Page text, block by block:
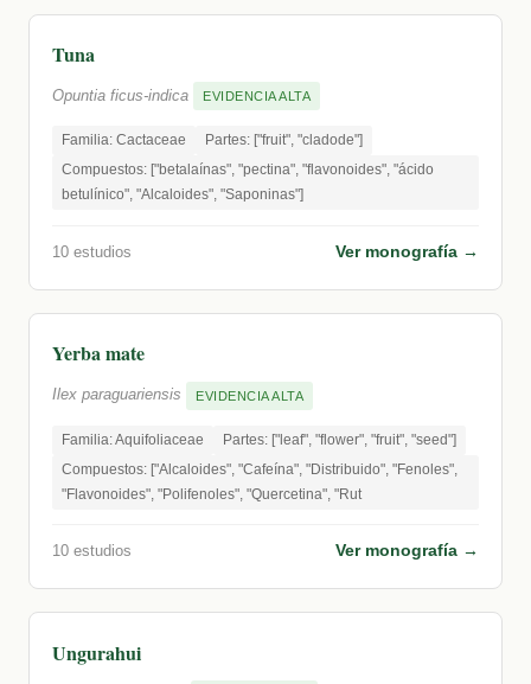
Tuna
Opuntia ficus-indica EVIDENCIA ALTA
Familia: Cactaceae
Partes: ["fruit", "cladode"]
Compuestos: ["betalaínas", "pectina", "flavonoides", "ácido
betulínico", "Alcaloides", "Saponinas"]
10 estudios Ver monografía →
Yerba mate
Ilex paraguariensis EVIDENCIA ALTA
Familia: Aquifoliaceae
Partes: ["leaf", "flower", "fruit", "seed"]
Compuestos: ["Alcaloides", "Cafeína", "Distribuido", "Fenoles",
"Flavonoides", "Polifenoles", "Quercetina", "Rut
10 estudios Ver monografía →
Ungurahui